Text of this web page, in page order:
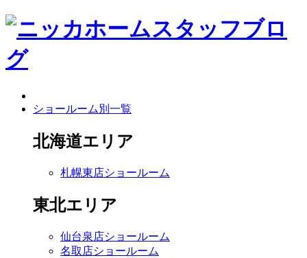
ショールーム別一覧
北海道エリア
札幌東店ショールーム
東北エリア
仙台泉店ショールーム
名取店ショールーム